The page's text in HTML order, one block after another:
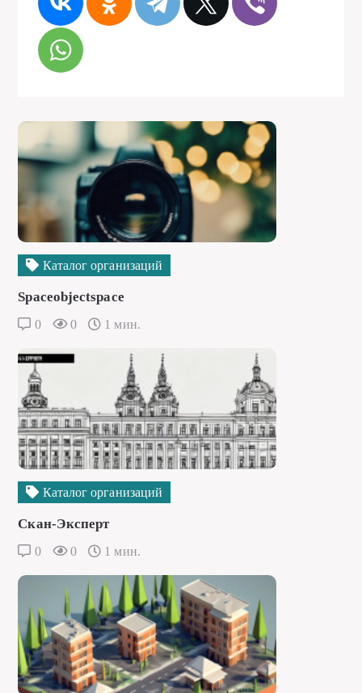
Каталог организаций
Spaceobjectspace
0 0 1 мин.
Каталог организаций
Скан-Эксперт
0 0 1 мин.